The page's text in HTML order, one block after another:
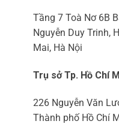
Tầng 7 Toà Nơ 6B
Nguyễn Duy Trinh,
Mai, Hà Nội
Trụ sở Tp. Hồ Chí
226 Nguyễn Văn
Thành phố Hồ Chí